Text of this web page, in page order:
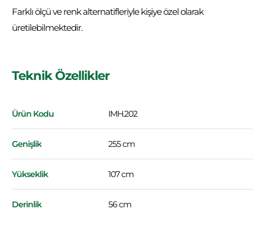
Farklı ölçü ve renk alternatifleriyle kişiye özel olarak
üretilebilmektedir.
Teknik Özellikler
Ürün Kodu IMH.202
Genişlik 255 cm
Yükseklik 107 cm
Derinlik 56 cm